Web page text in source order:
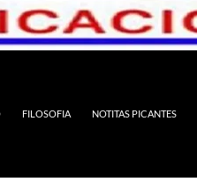
FILOSOFIA NOTITAS PICANTES